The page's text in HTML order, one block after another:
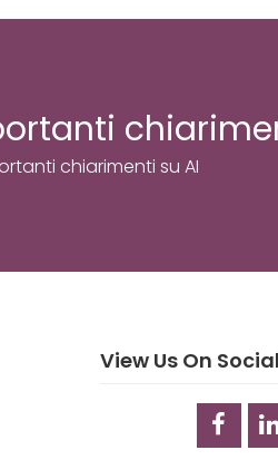
chiarimenti su AI
View Us On